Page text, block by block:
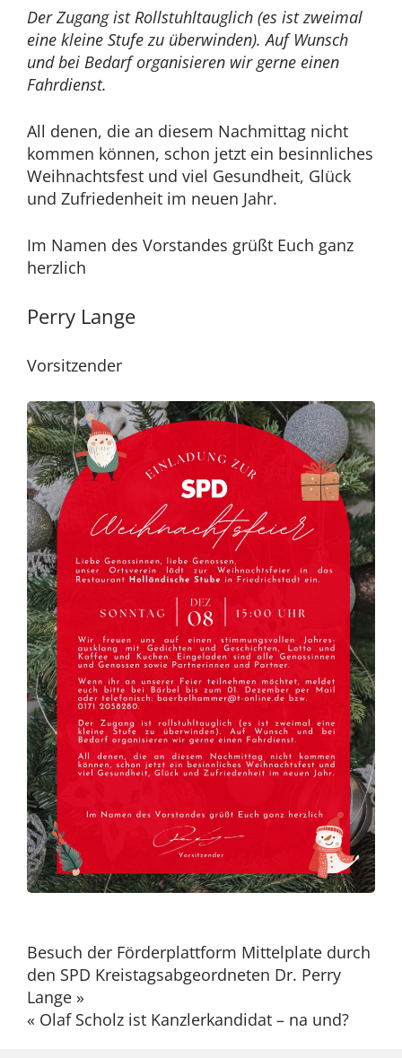
Der Zugang ist Rollstuhltauglich (es ist zweimal
eine kleine Stufe zu überwinden). Auf Wunsch
und bei Bedarf organisieren wir gerne einen
Fahrdienst.
All denen, die an diesem Nachmittag nicht
kommen können, schon jetzt ein besinnliches
Weihnachtsfest und viel Gesundheit, Glück
und Zufriedenheit im neuen Jahr.
Im Namen des Vorstandes grüßt Euch ganz
herzlich
Perry Lange
Vorsitzender
Beitragsnavigation
Besuch der Förderplattform Mittelplate durch
den SPD Kreistagsabgeordneten Dr. Perry
Lange »
« Olaf Scholz ist Kanzlerkandidat – na und?